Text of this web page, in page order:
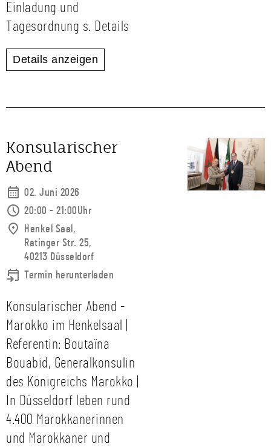
Einladung und
Tagesordnung s. Details
Details anzeigen
Konsularischer
Abend
02. Juni 2026
20:00 - 21:00Uhr
Henkel Saal,
Ratinger Str. 25,
40213 Düsseldorf
Termin herunterladen
Konsularischer Abend -
Marokko im Henkelsaal |
Referentin: Boutaïna
Bouabid, Generalkonsulin
des Königreichs Marokko |
In Düsseldorf leben rund
4.400 Marokkanerinnen
und Marokkaner und